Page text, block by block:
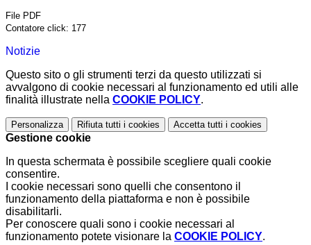
File PDF
Contatore click: 177
Notizie
Questo sito o gli strumenti terzi da questo utilizzati si
avvalgono di cookie necessari al funzionamento ed utili alle
finalità illustrate nella COOKIE POLICY.
Personalizza Rifiuta tutti i cookies Accetta tutti i cookies
Gestione cookie
In questa schermata è possibile scegliere quali cookie
consentire.
I cookie necessari sono quelli che consentono il
funzionamento della piattaforma e non è possibile
disabilitarli.
Per conoscere quali sono i cookie necessari al
funzionamento potete visionare la COOKIE POLICY.